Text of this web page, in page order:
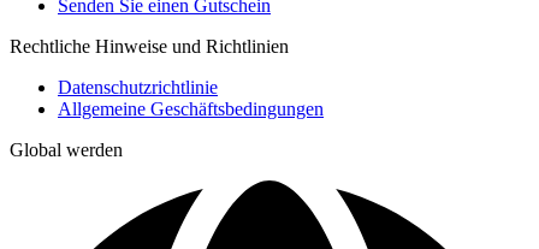
Senden Sie einen Gutschein
Rechtliche Hinweise und Richtlinien
Datenschutzrichtlinie
Allgemeine Geschäftsbedingungen
Global werden